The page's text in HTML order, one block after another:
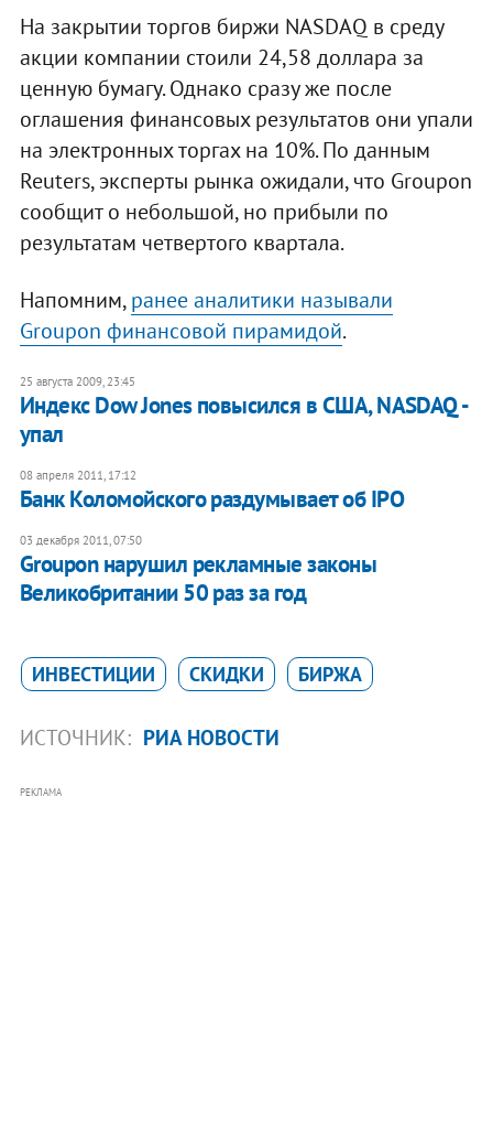
На закрытии торгов биржи NASDAQ в среду
акции компании стоили 24,58 доллара за
ценную бумагу. Однако сразу же после
оглашения финансовых результатов они упали
на электронных торгах на 10%. По данным
Reuters, эксперты рынка ожидали, что Groupon
сообщит о небольшой, но прибыли по
результатам четвертого квартала.
Напомним,ранее аналитики называли
Groupon финансовой пирамидой.
25 августа 2009, 23:45
Индекс Dow Jones повысился в США, NASDAQ -
упал
08 апреля 2011, 17:12
Банк Коломойского раздумывает об IPO
03 декабря 2011, 07:50
Groupon нарушил рекламные законы
Великобритании 50 раз за год
ИНВЕСТИЦИИ СКИДКИ БИРЖА
ИСТОЧНИК: РИА НОВОСТИ
РЕКЛАМА